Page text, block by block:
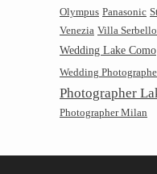
Olympus Panasonic
Venezia Villa
Wedding Lake Como
Wedding
Photographer
Photographer Milan